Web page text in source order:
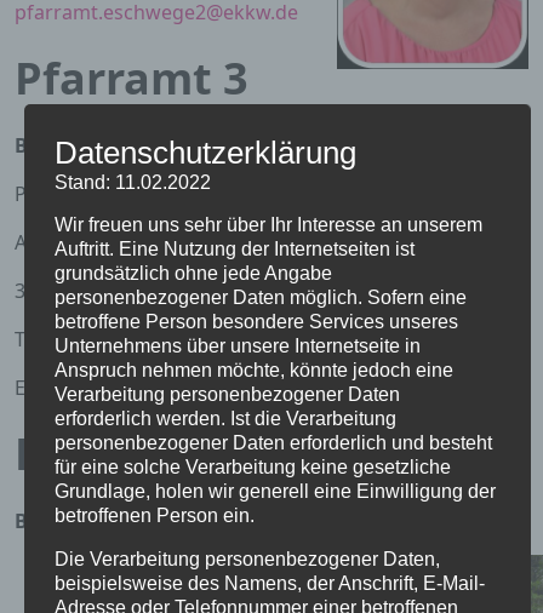
pfarramt.eschwege2@ekkw.de
Pfarramt 3
Bereich Auferstehungskirche
Pfarrer Joachim Meister
Akazienweg 13
37269 Eschwege
Tel. 05651 – 21881
Email:pfarramt.eschwege3@ekkw.de
Pfarramt 4
Bereich Kreuzkirche
Datenschutzerklärung
Stand: 11.02.2022
Wir freuen uns sehr über Ihr Interesse an unserem
Auftritt. Eine Nutzung der Internetseiten ist
grundsätzlich ohne jede Angabe
personenbezogener Daten möglich. Sofern eine
betroffene Person besondere Services unseres
Unternehmens über unsere Internetseite in
Anspruch nehmen möchte, könnte jedoch eine
Verarbeitung personenbezogener Daten
erforderlich werden. Ist die Verarbeitung
personenbezogener Daten erforderlich und besteht
für eine solche Verarbeitung keine gesetzliche
Grundlage, holen wir generell eine Einwilligung der
betroffenen Person ein.
Die Verarbeitung personenbezogener Daten,
beispielsweise des Namens, der Anschrift, E-Mail-
Adresse oder Telefonnummer einer betroffenen